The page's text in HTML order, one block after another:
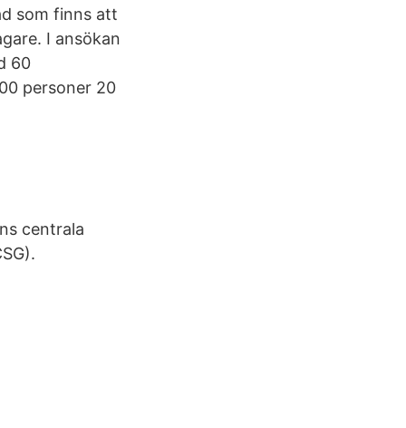
som finns att
I ansökan
60
personer 20
centrala